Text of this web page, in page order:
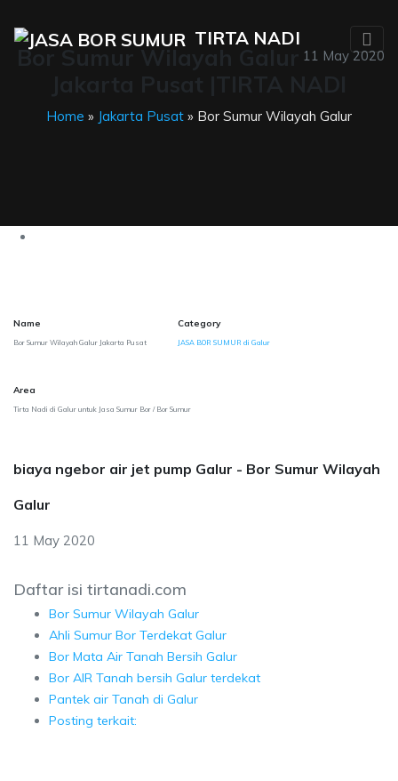
TIRTA NADI
11 May 2020
Bor Sumur Wilayah Galur
Home » Jakarta Pusat » Bor Sumur Wilayah Galur
Name
Bor Sumur Wilayah Galur Jakarta Pusat
Category
JASA BOR SUMUR di Galur
Area
Tirta Nadi di Galur untuk Jasa Sumur Bor / Bor Sumur
biaya ngebor air jet pump Galur - Bor Sumur Wilayah
Galur
11 May 2020
Daftar isi tirtanadi.com
Bor Sumur Wilayah Galur
Ahli Sumur Bor Terdekat Galur
Bor Mata Air Tanah Bersih Galur
Bor AIR Tanah bersih Galur terdekat
Pantek air Tanah di Galur
Posting terkait: